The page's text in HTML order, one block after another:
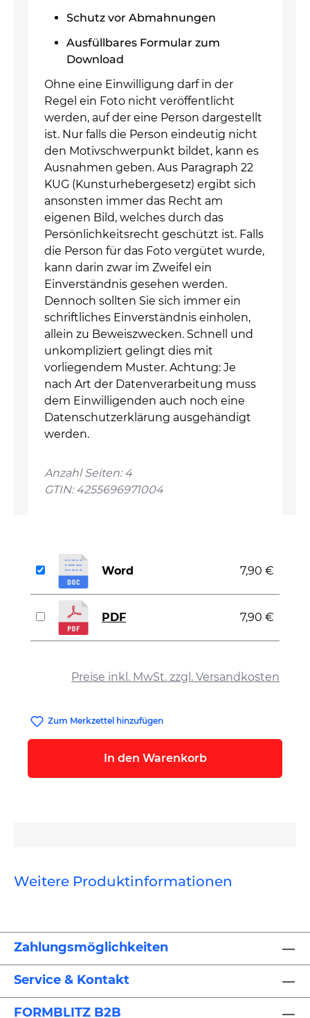
Schutz vor Abmahnungen
Ausfüllbares Formular zum
Download
Ohne eine Einwilligung darf in der
Regel ein Foto nicht veröffentlicht
werden, auf der eine Person dargestellt
ist. Nur falls die Person eindeutig nicht
den Motivschwerpunkt bildet, kann es
Ausnahmen geben. Aus Paragraph 22
KUG (Kunsturhebergesetz) ergibt sich
ansonsten immer das Recht am
eigenen Bild, welches durch das
Persönlichkeitsrecht geschützt ist. Falls
die Person für das Foto vergütet wurde,
kann darin zwar im Zweifel ein
Einverständnis gesehen werden.
Dennoch sollten Sie sich immer ein
schriftliches Einverständnis einholen,
allein zu Beweiszwecken. Schnell und
unkompliziert gelingt dies mit
vorliegendem Muster. Achtung: Je
nach Art der Datenverarbeitung muss
dem Einwilligenden auch noch eine
Datenschutzerklärung ausgehändigt
werden.
Anzahl Seiten: 4
GTIN: 4255696971004
Preise inkl. MwSt. zzgl. Versandkosten
Word 7,90 €
PDF 7,90 €
Zum Merkzettel hinzufügen
In den Warenkorb
Weitere Produktinformationen
Zahlungsmöglichkeiten
Service & Kontakt
FORMBLITZ B2B